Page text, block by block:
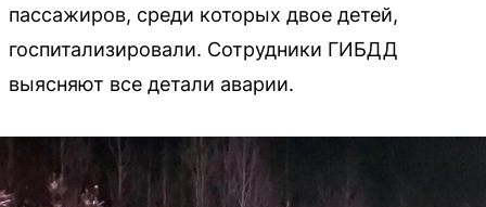
пассажиров, среди которых двое детей,
госпитализировали. Сотрудники ГИБДД
выясняют все детали аварии.